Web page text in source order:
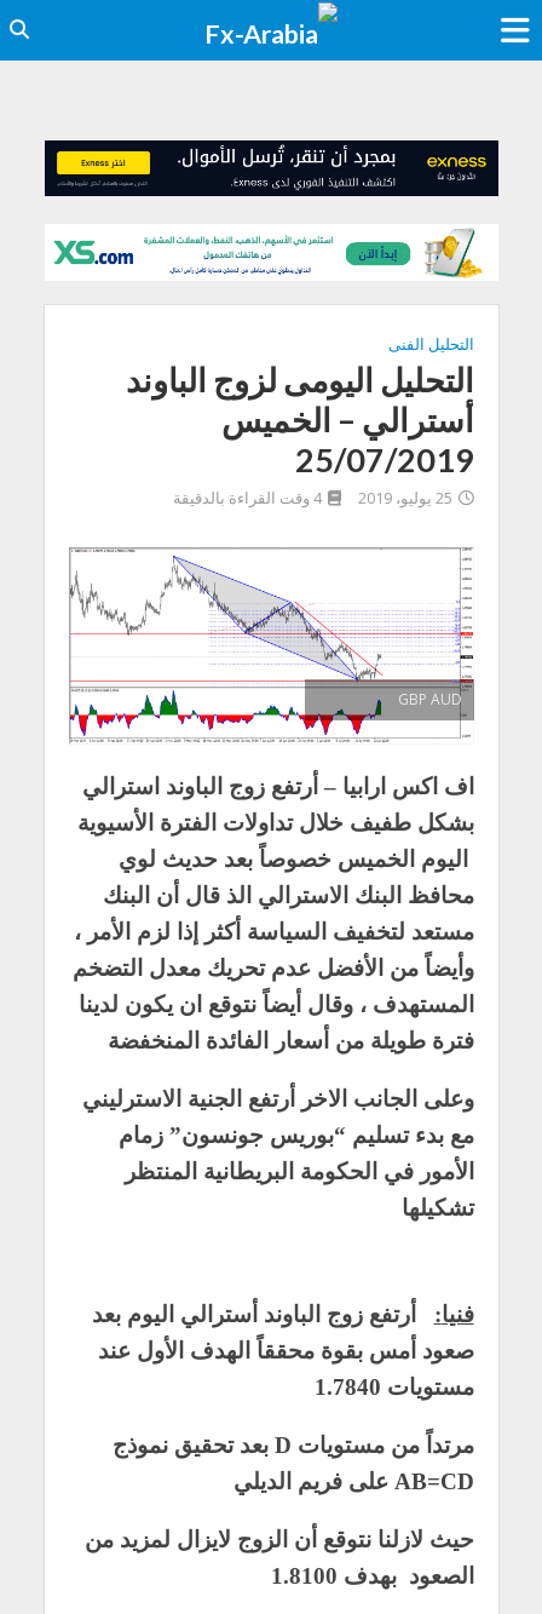
التحليل الفنى
التحليل اليومى لزوج الباوند
أسترالي – الخميس
25/07/2019
25 يوليو، 2019 4 وقت القراءة بالدقيقة
GBP AUD
اف اكس ارابيا – أرتفع زوج الباوند استرالي
بشكل طفيف خلال تداولات الفترة الأسيوية
اليوم الخميس خصوصاً بعد حديث لوي
محافظ البنك الاسترالي الذ قال أن البنك
مستعد لتخفيف السياسة أكثر إذا لزم الأمر ،
وأيضاً من الأفضل عدم تحريك معدل التضخم
المستهدف ، وقال أيضاً نتوقع ان يكون لدينا
فترة طويلة من أسعار الفائدة المنخفضة
وعلى الجانب الاخر أرتفع الجنية الاسترليني
مع بدء تسليم “بوريس جونسون” زمام
الأمور في الحكومة البريطانية المنتظر
تشكيلها
فنيا: أرتفع زوج الباوند أسترالي اليوم بعد
صعود أمس بقوة محققاً الهدف الأول عند
مستويات 1.7840
مرتداً من مستويات D بعد تحقيق نموذج
AB=CD على فريم الديلي
حيث لازلنا نتوقع أن الزوج لايزال لمزيد من
الصعود بهدف 1.8100